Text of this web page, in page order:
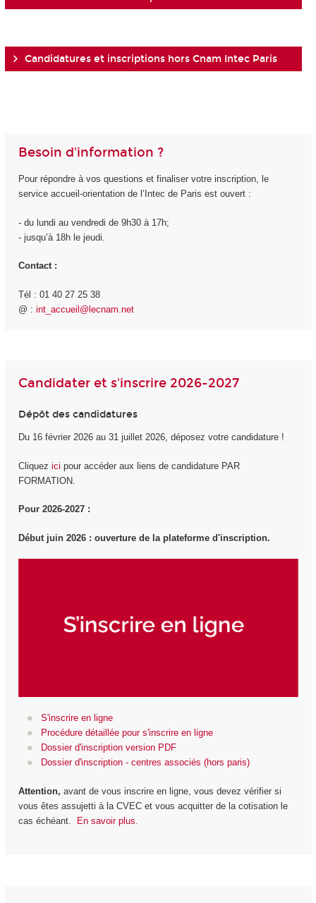
Candidatures et inscriptions hors Cnam Intec Paris
Besoin d'information ?
Pour répondre à vos questions et finaliser votre inscription, le
service accueil-orientation de l’Intec de Paris est ouvert :
- du lundi au vendredi de 9h30 à 17h;
- jusqu’à 18h le jeudi.
Contact :
Tél : 01 40 27 25 38
@ : int_accueil@lecnam.net
Candidater et s'inscrire 2026-2027
Dépôt des candidatures
Du 16 février 2026 au 31 juillet 2026, déposez votre candidature !
Cliquez ici pour accéder aux liens de candidature PAR
FORMATION.
Pour 2026-2027 :
Début juin 2026 : ouverture de la plateforme d'inscription.
S'inscrire en ligne
Procédure détaillée pour s'inscrire en ligne
Dossier d'inscription version PDF
Dossier d'inscription - centres associés (hors paris)
Attention, avant de vous inscrire en ligne, vous devez vérifier si
vous êtes assujetti à la CVEC et vous acquitter de la cotisation le
cas échéant.
En savoir plus.